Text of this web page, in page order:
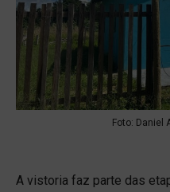
Foto: Daniel
A vistoria faz parte das